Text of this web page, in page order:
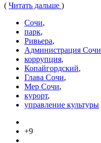
( Читать дальше )
Сочи,
парк,
Ривьера,
Администрация Сочи
коррупция,
Копайгордский,
Глава Сочи,
Мер Сочи,
курорт,
управление культуры
+9